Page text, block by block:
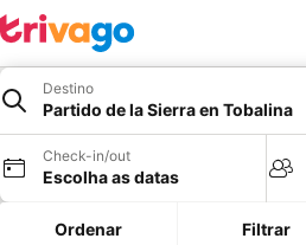
Destino
Partido de la Sierra en Tobalina
Check-in/out
Escolha as datas
Ordenar Filtrar